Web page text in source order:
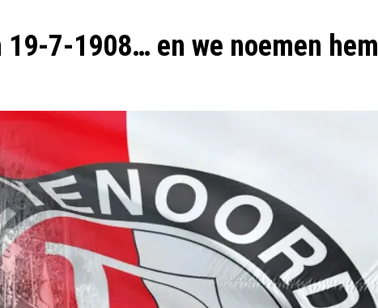
7-1908… en we noemen hem